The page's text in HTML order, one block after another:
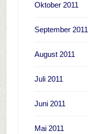
Oktober 2011
September 2011
August 2011
Juli 2011
Juni 2011
Mai 2011